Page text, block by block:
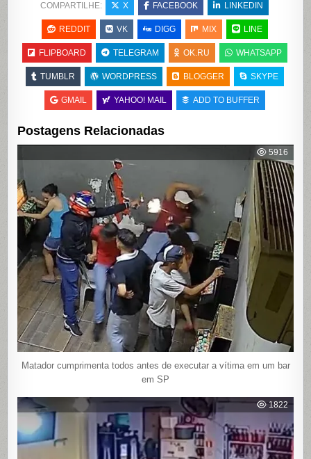
COMPARTILHE: X FACEBOOK LINKEDIN
REDDIT VK DIGG MIX LINE
FLIPBOARD TELEGRAM OK.RU WHATSAPP
TUMBLR WORDPRESS BLOGGER SKYPE
GMAIL YAHOO! MAIL ADD TO BUFFER
Postagens Relacionadas
5916
Matador cumprimenta todos antes de executar a vítima em um bar
em SP
1822